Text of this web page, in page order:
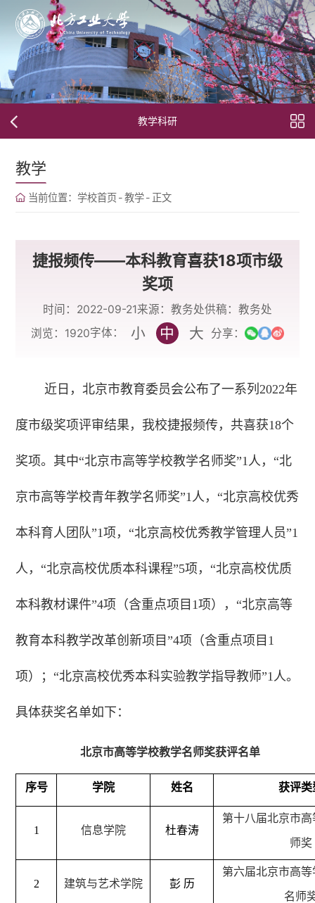
教学科研
教学
当前位置： 学校首页-教学- 正文
捷报频传——本科教育喜获18项市级
奖项
时间：2022-09-21来源：教务处供稿：教务处
浏览： 1920字体： 小 中 大 分享：
近日，北京市教育委员会公布了一系列2022年
度市级奖项评审结果，我校捷报频传，共喜获18个
奖项。其中“北京市高等学校教学名师奖”1人，“北
京市高等学校青年教学名师奖”1人，“北京高校优秀
本科育人团队”1项，“北京高校优秀教学管理人员”1
人，“北京高校优质本科课程”5项，“北京高校优质
本科教材课件”4项（含重点项目1项），“北京高等
教育本科教学改革创新项目”4项（含重点项目1
项）；“北京高校优秀本科实验教学指导教师”1人。
具体获奖名单如下：
北京市高等学校教学名师奖获评名单
序号 学院 姓名 获评类
1 信息学院 杜春涛
第十八届北京市
师奖
2 建筑与艺术学院 彭 历
第六届北京市高
名师